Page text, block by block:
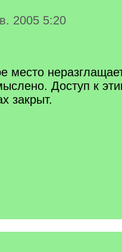
2005 5:20
место
Доступ к
закрыт.